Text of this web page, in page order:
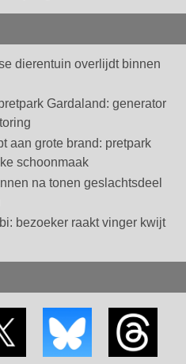
dierentuin overlijdt binnen
Gardaland: generator
aan grote brand: pretpark
schoonmaak
na tonen geslachtsdeel
bezoeker raakt vinger kwijt